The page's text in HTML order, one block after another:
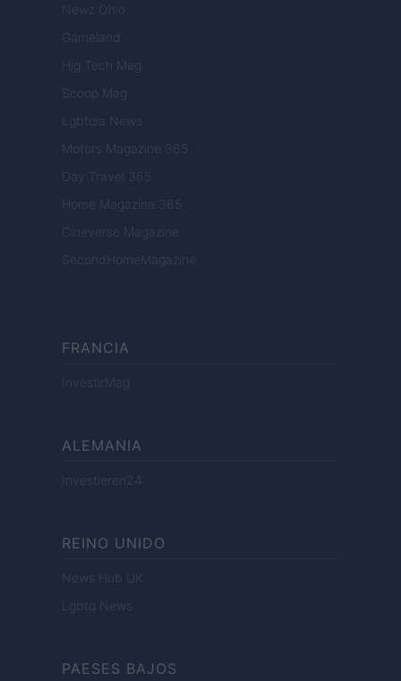
Newz Ohio
Gameland
Hig Tech Mag
Scoop Mag
Lgbtqia News
Motors Magazine 365
Day Travel 365
Home Magazine 365
Cineverse Magazine
SecondHomeMagazine
FRANCIA
InvestirMag
ALEMANIA
Investieren24
REINO UNIDO
News Hub UK
Lgbtq News
PAESES BAJOS